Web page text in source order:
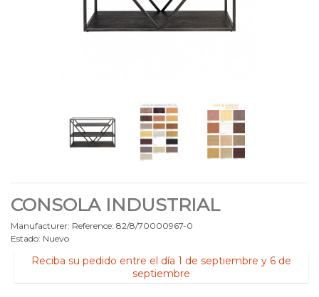
CONSOLA INDUSTRIAL
Manufacturer: Reference: 82/8/70000967-0
Estado: Nuevo
Reciba su pedido entre el día 1 de septiembre y 6 de
septiembre